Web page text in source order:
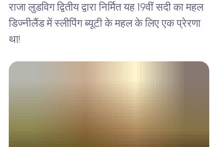
राजा लुडविग द्वितीय द्वारा निर्मित यह 19वीं सदी का महल
डिज्नीलैंड में स्लीपिंग ब्यूटी के महल के लिए एक प्रेरणा
था!